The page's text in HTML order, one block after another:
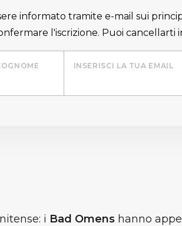
informato tramite e-mail sui
l'iscrizione. Puoi cancellarti
INSERISCI LA TUA EMAIL
i Bad Omens hanno